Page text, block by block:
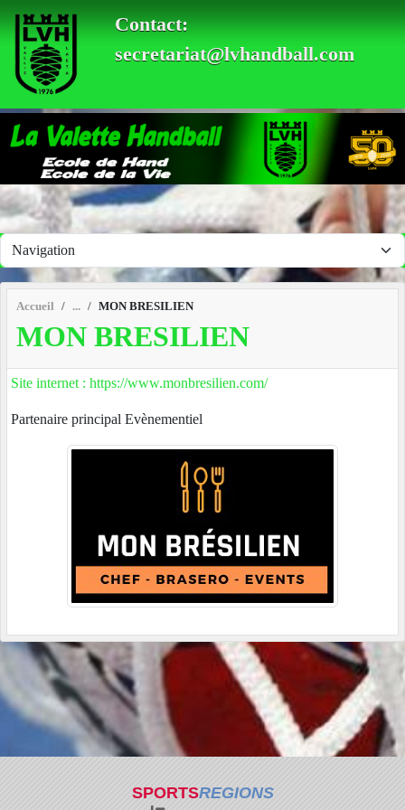
Contact:
secretariat@lvhandball.com
Accueil MON BRESILIEN
MON BRESILIEN
Site internet : https://www.monbresilien.com/
Partenaire principal Evènementiel
SPORTSREGIONS
Panneau de gestion des cookies